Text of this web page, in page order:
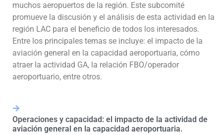
muchos aeropuertos de la región. Este subcomité
promueve la discusión y el análisis de esta actividad en la
región LAC para el beneficio de todos los interesados.
Entre los principales temas se incluye: el impacto de la
aviación general en la capacidad aeroportuaria, cómo
atraer la actividad GA, la relación FBO/operador
aeroportuario, entre otros.
Operaciones y capacidad: el impacto de la actividad de
aviación general en la capacidad aeroportuaria.